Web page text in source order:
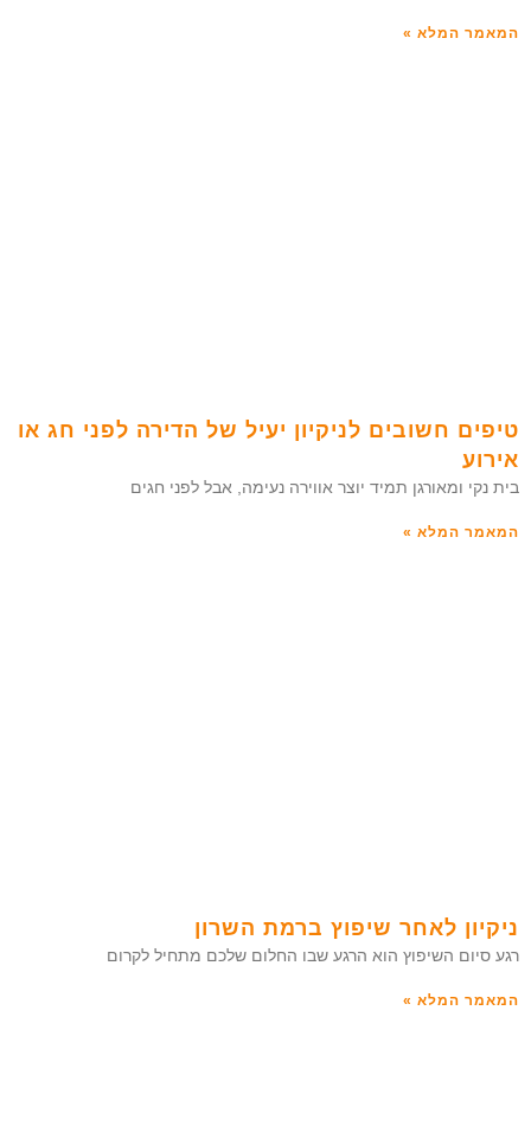
המאמר המלא »
טיפים חשובים לניקיון יעיל של הדירה לפני חג או
אירוע
בית נקי ומאורגן תמיד יוצר אווירה נעימה, אבל לפני חגים
המאמר המלא »
ניקיון לאחר שיפוץ ברמת השרון
רגע סיום השיפוץ הוא הרגע שבו החלום שלכם מתחיל לקרום
המאמר המלא »